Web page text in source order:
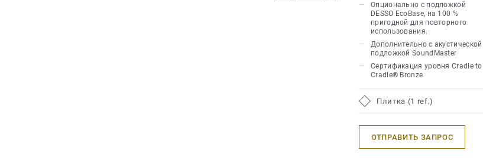
Опционально с подложкой
DESSO EcoBase, на 100 %
пригодной для повторного
использования.
Дополнительно с акустической
подложкой SoundMaster
Сертификация уровня Cradle to
Cradle® Bronze
Плитка (1 ref.)
ОТПРАВИТЬ ЗАПРОС